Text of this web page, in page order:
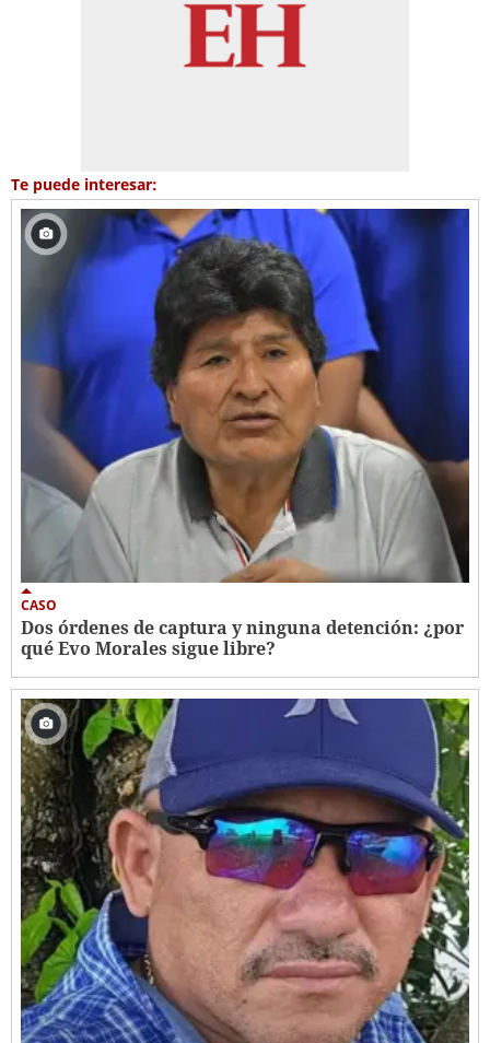
Te puede interesar:
CASO
Dos órdenes de captura y ninguna detención: ¿por
qué Evo Morales sigue libre?